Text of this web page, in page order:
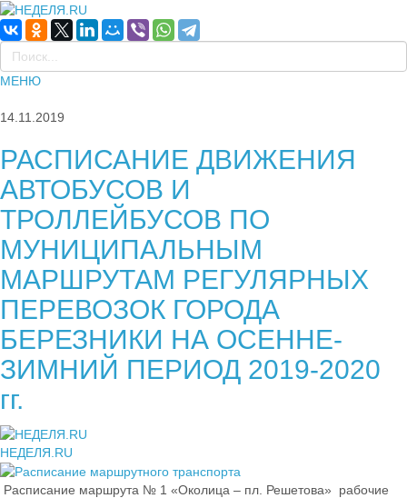
МЕНЮ
14.11.2019
РАСПИСАНИЕ ДВИЖЕНИЯ
АВТОБУСОВ И
ТРОЛЛЕЙБУСОВ ПО
МУНИЦИПАЛЬНЫМ
МАРШРУТАМ РЕГУЛЯРНЫХ
ПЕРЕВОЗОК ГОРОДА
БЕРЕЗНИКИ НА ОСЕННЕ-
ЗИМНИЙ ПЕРИОД 2019-2020
гг.
НЕДЕЛЯ.RU
​ Расписание маршрута № 1 «Околица – пл. Решетова» рабочие